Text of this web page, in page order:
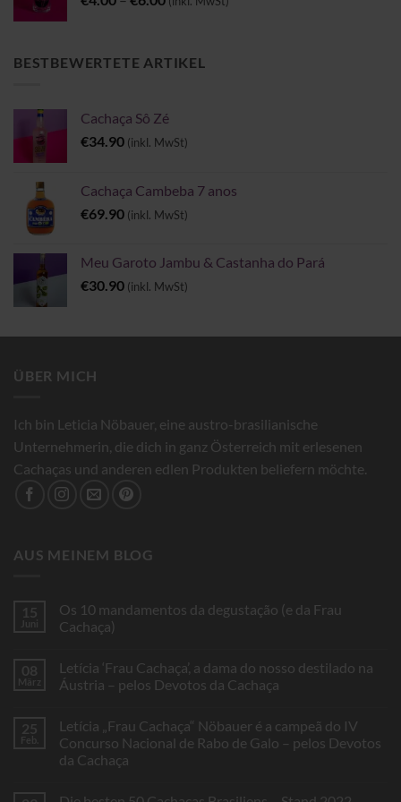
€6.00
BESTBEWERTETE ARTIKEL
Cachaça Sô Zé
€34.90 (inkl. MwSt)
Cachaça Cambeba 7 anos
€69.90 (inkl. MwSt)
Meu Garoto Jambu & Castanha do Pará
€30.90 (inkl. MwSt)
ÜBER MICH
Ich bin Leticia Nöbauer, eine austro-brasilianische
Unternehmerin, die dich in ganz Österreich mit erlesenen
Cachaças und anderen edlen Produkten beliefern möchte.
AUS MEINEM BLOG
15
Juni
Os 10 mandamentos da degustação (e da Frau
Cachaça)
Os
10
degustação
(e
da
Frau
08
März
Letícia ‘Frau Cachaça’, a dama do nosso destilado na
Áustria – pelos Devotos da Cachaça
Letícia
‘Frau
Cachaça’,
do
25
Feb.
Letícia „Frau Cachaça“ Nöbauer é a campeã do IV
Concurso Nacional de Rabo de Galo – pelos Devotos
da Cachaça